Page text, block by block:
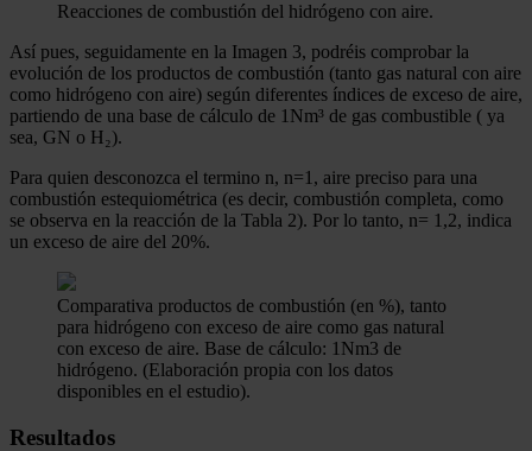
Reacciones de combustión del hidrógeno con aire.
Así pues, seguidamente en la Imagen 3, podréis comprobar la
evolución de los productos de combustión (tanto gas natural con aire
como hidrógeno con aire) según diferentes índices de exceso de aire,
partiendo de una base de cálculo de 1Nm³ de gas combustible ( ya
sea, GN o H₂).
Para quien desconozca el termino n, n=1, aire preciso para una
combustión estequiométrica (es decir, combustión completa, como
se observa en la reacción de la Tabla 2). Por lo tanto, n= 1,2, indica
un exceso de aire del 20%.
Comparativa productos de combustión (en %), tanto
para hidrógeno con exceso de aire como gas natural
con exceso de aire. Base de cálculo: 1Nm3 de
hidrógeno. (Elaboración propia con los datos
disponibles en el estudio).
Resultados